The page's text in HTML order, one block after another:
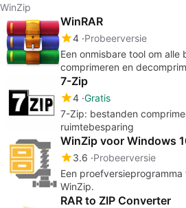
WinZip
WinRAR
4 Probeerversie
Een onmisbare tool om
comprimeren en
7-Zip
4 Gratis
7-Zip: bestanden
ruimtebesparing
WinZip voor Windows
3.6 Probeerversie
Een
WinZip.
RAR to ZIP Converter